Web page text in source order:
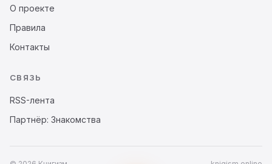
О проекте
Правила
Контакты
СВЯЗЬ
RSS-лента
Партнёр: Знакомства